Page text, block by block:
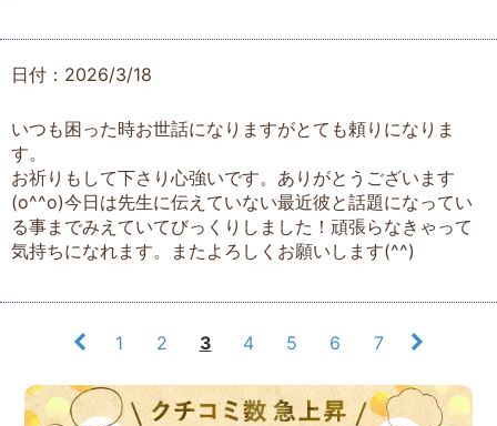
日付：2026/3/18
いつも困った時お世話になりますがとても頼りになりま
す。
お祈りもして下さり心強いです。ありがとうございます
(o^^o)今日は先生に伝えていない最近彼と話題になってい
る事までみえていてびっくりしました！頑張らなきゃって
気持ちになれます。またよろしくお願いします(^^)
1 2 3 4 5 6 7